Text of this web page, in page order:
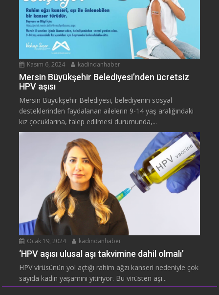
Kasım 6, 2024 kadindanhaber
Mersin Büyükşehir Belediyesi’nden ücretsiz
HPV aşısı
Mersin Büyükşehir Belediyesi, belediyenin sosyal
desteklerinden faydalanan ailelerin 9-14 yaş aralığındaki
kız çocuklarına, talep edilmesi durumunda,...
Ocak 19, 2024 kadindanhaber
‘HPV aşısı ulusal aşı takvimine dahil olmalı’
HPV virüsünün yol açtığı rahim ağzı kanseri nedeniyle çok
sayıda kadın yaşamını yitiriyor. Bu virüsten aşı...